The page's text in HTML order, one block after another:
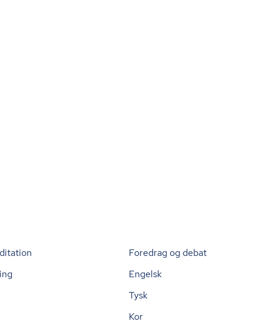
Foredrag og debat
Engelsk
Tysk
Kor